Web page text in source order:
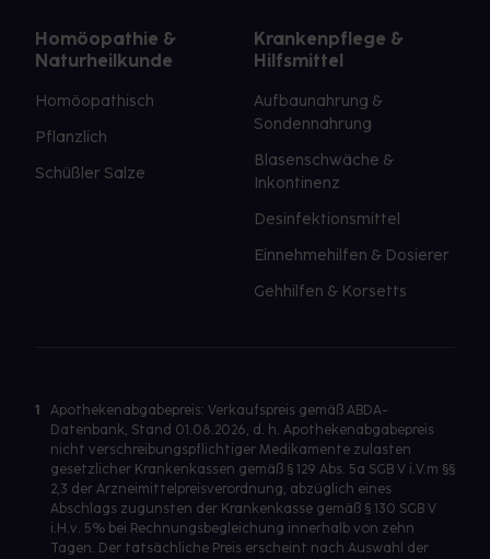
Homöopathie &
Naturheilkunde
Homöopathisch
Pflanzlich
Schüßler Salze
Krankenpflege &
Hilfsmittel
Aufbaunahrung &
Sondennahrung
Blasenschwäche &
Inkontinenz
Desinfektionsmittel
Einnehmehilfen & Dosierer
Gehhilfen & Korsetts
1
Apothekenabgabepreis: Verkaufspreis gemäß ABDA-
Datenbank, Stand 01.08.2026, d. h. Apothekenabgabepreis
nicht verschreibungspflichtiger Medikamente zulasten
gesetzlicher Krankenkassen gemäß § 129 Abs. 5a SGB V i.V.m §§
2,3 der Arzneimittelpreisverordnung, abzüglich eines
Abschlags zugunsten der Krankenkasse gemäß § 130 SGB V
i.H.v. 5% bei Rechnungsbegleichung innerhalb von zehn
Tagen. Der tatsächliche Preis erscheint nach Auswahl der